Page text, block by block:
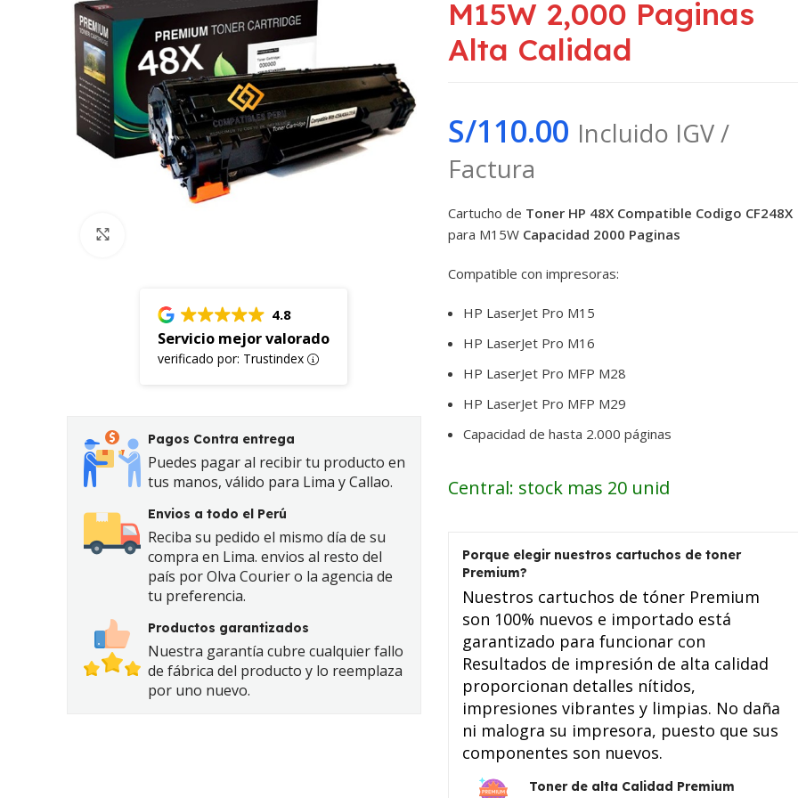
4.8
Servicio mejor valorado
verificado por: Trustindex
Pagos Contra entrega
Puedes pagar al recibir tu producto en
tus manos, válido para Lima y Callao.
Envios a todo el Perú
Reciba su pedido el mismo día de su
compra en Lima. envios al resto del
país por Olva Courier o la agencia de
tu preferencia.
Productos garantizados
Nuestra garantía cubre cualquier fallo
de fábrica del producto y lo reemplaza
por uno nuevo.
M15W 2,000 Paginas
Alta Calidad
S/110.00 Incluido IGV /
Factura
Cartucho de Toner HP 48X Compatible Codigo CF248X
para M15W Capacidad 2000 Paginas
Compatible con impresoras:
HP LaserJet Pro M15
HP LaserJet Pro M16
HP LaserJet Pro MFP M28
HP LaserJet Pro MFP M29
Capacidad de hasta 2.000 páginas
Central: stock mas 20 unid
Porque elegir nuestros cartuchos de toner
Premium?
Nuestros cartuchos de tóner Premium
son 100% nuevos e importado está
garantizado para funcionar con
Resultados de impresión de alta calidad
proporcionan detalles nítidos,
impresiones vibrantes y limpias. No daña
ni malogra su impresora, puesto que sus
componentes son nuevos.
Toner de alta Calidad Premium